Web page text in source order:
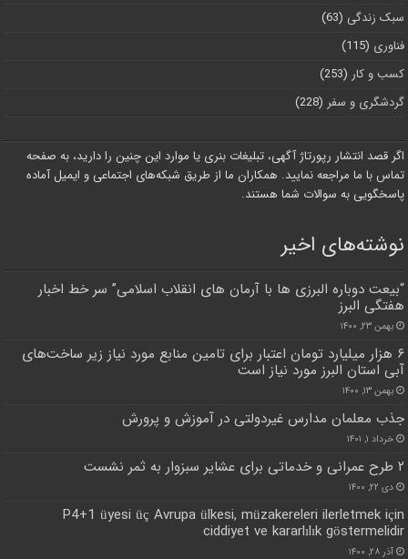
سبک زندگی (63)
فناوری (115)
کسب و کار (253)
گردشگری و سفر (228)
اگر قصد انتشار رپورتاژ آگهی، تبلیغات بنری یا موارد این چنین را دارید، به صفحه
تماس با ما مراجعه نمایید. همکاران ما از طریق شبکه‌های اجتماعی و ایمیل آماده
پاسخگویی به سوالات شما هستند.
نوشته‌های اخیر
“بیعت دوباره البرزی ها با آرمان های انقلاب اسلامی” سر خط اخبار
هفتگی البرز
بهمن ۲۳, ۱۴۰۰
۶ هزار میلیارد تومان اعتبار برای تامین منابع مورد نیاز زیر ساخت‌های
آبی استان البرز مورد نیاز است
بهمن ۱۳, ۱۴۰۰
جذب معلمان مدارس غیردولتی در آموزش و پرورش
خرداد ۱, ۱۴۰۱
۲ طرح عمرانی و خدماتی برای عشایر سبزوار به ثمر نشست
دی ۲۲, ۱۴۰۰
P4+1 üyesi üç Avrupa ülkesi, müzakereleri ilerletmek için
ciddiyet ve kararlılık göstermelidir
آذر ۲۸, ۱۴۰۰